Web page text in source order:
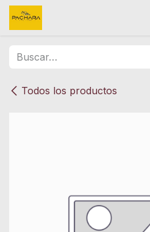
Ir al contenido
Todos los productos